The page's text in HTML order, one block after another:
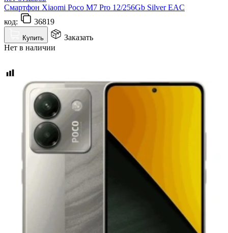
Смартфон Xiaomi Poco M7 Pro 12/256Gb Silver EAC
код:
36819
Купить
Заказать
Нет в наличии